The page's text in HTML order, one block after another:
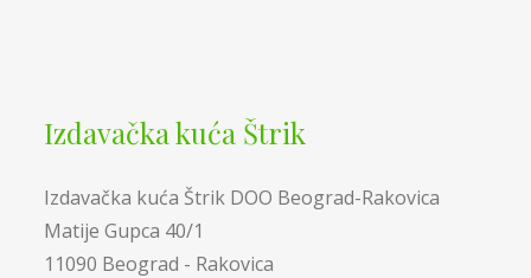
Izdavačka kuća Štrik
Izdavačka kuća Štrik DOO Beograd-Rakovica
Matije Gupca 40/1
11090 Beograd - Rakovica